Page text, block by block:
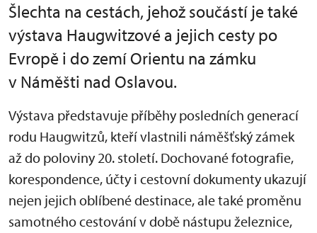
Šlechta na cestách, jehož součástí je také
výstava Haugwitzové a jejich cesty po
Evropě i do zemí Orientu na zámku
v Náměšti nad Oslavou.
Výstava představuje příběhy posledních generací
rodu Haugwitzů, kteří vlastnili náměšťský zámek
až do poloviny 20. století. Dochované fotografie,
korespondence, účty i cestovní dokumenty ukazují
nejen jejich oblíbené destinace, ale také proměnu
samotného cestování v době nástupu železnice,